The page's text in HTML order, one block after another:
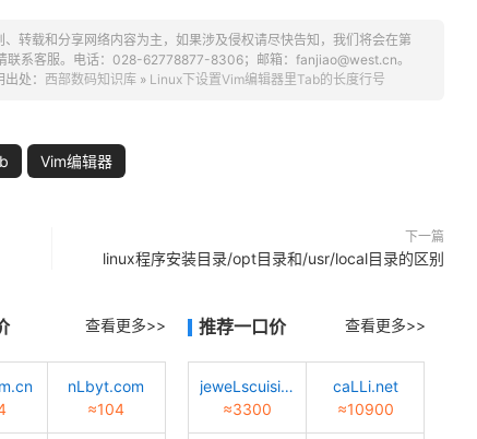
转载和分享网络内容为主，如果涉及侵权请尽快告知，我们将会在第
联系客服。电话：028-62778877-8306；邮箱：fanjiao@west.cn。
处： 西部数码知识库 » Linux下设置Vim编辑器里Tab的长度行号
Vim编辑器
下一篇
linux程序安装目录/opt目录和/usr/local目录的区别
查看更多>>
nLbyt.com
≈104
推荐一口价 查看更多>>
jeweLscuisine.com
≈3300
caLLi.net
≈10900